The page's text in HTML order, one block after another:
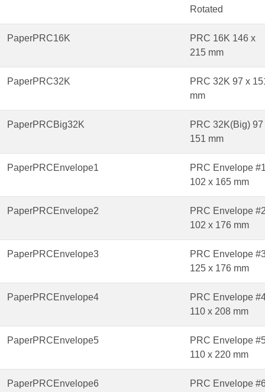
Rotated
PaperPRC16K
PRC 16K 146 x
215 mm
PaperPRC32K
PRC 32K 97 x
mm
PaperPRCBig32K
PRC 32K(Big) 97
151 mm
PaperPRCEnvelope1
PRC Envelope
102 x 165 mm
PaperPRCEnvelope2
PRC Envelope
102 x 176 mm
PaperPRCEnvelope3
PRC Envelope
125 x 176 mm
PaperPRCEnvelope4
PRC Envelope
110 x 208 mm
PaperPRCEnvelope5
PRC Envelope
110 x 220 mm
PaperPRCEnvelope6
PRC Envelope